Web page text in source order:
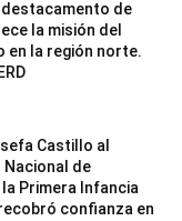
de
la misión del
en la región norte.
Castillo al
de
Primera Infancia
confianza en